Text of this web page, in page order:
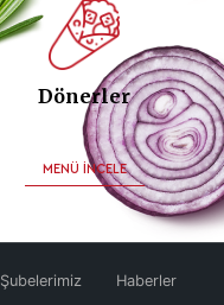
Dönerler
MENÜ İNCELE
Şubelerimiz
Haberler